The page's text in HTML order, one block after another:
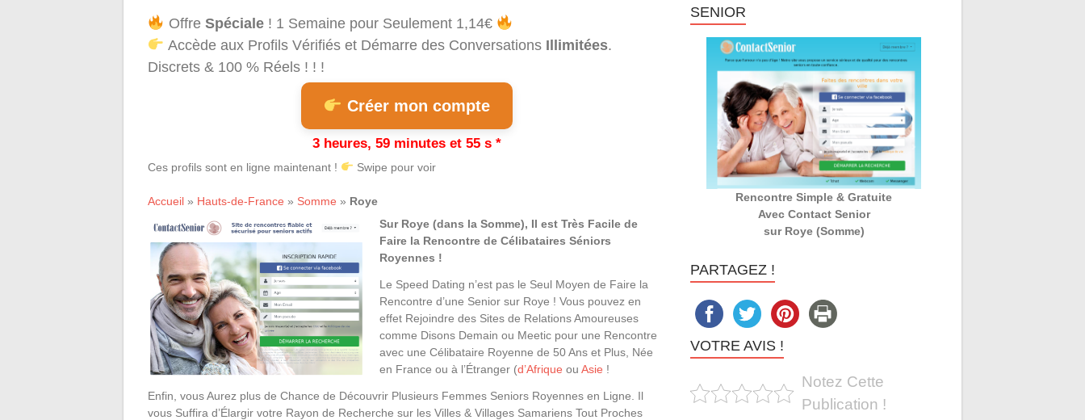
Offre Spéciale! 1 Semaine pour Seulement 1,14€
Accède aux Profils Vérifiés et Démarre des Conversations Illimitées.
Discrets & 100 % Réels ! ! !
Créer mon compte
3 heures, 59 minutes et 54 s *
Ces profils sont en ligne maintenant ! Swipe pour voir
Accueil » Hauts-de-France » Somme » Roye
Sur Roye (dans la Somme), Il est Très Facile de
Faire la Rencontre de Célibataires Séniors
Royennes !
Le Speed Dating n’est pas le Seul Moyen de Faire la
Rencontre d’une Senior sur Roye ! Vous pouvez en
effet Rejoindre des Sites de Relations Amoureuses
comme Disons Demain ou Meetic pour une Rencontre
avec une Célibataire Royenne de 50 Ans et Plus, Née
en France ou à l’Étranger (d’Afrique ou Asie !
Enfin, vous Aurez plus de Chance de Découvrir Plusieurs Femmes Seniors Royennes en Ligne. Il
vous Suffira d’Élargir votre Rayon de Recherche sur les Villes & Villages Samariens Tout Proches
SENIOR
Rencontre Simple & Gratuite
Avec Contact Senior
sur Roye (Somme)
PARTAGEZ !
VOTRE AVIS !
Notez Cette
Publication !